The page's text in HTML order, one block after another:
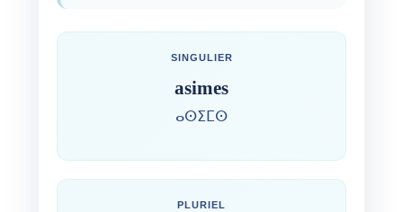
SINGULIER
asimes
ⴰⵙⵉⵎⵙ
PLURIEL